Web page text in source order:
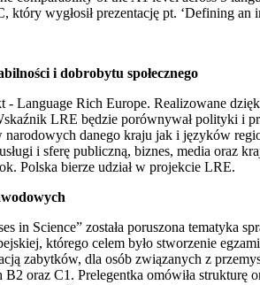
wygłosił prezentację pt. ‘Defining an
i dobrobytu społecznego
Language Rich Europe. Realizowane
LRE będzie porównywał polityki
danego kraju jak i języków
i sferę publiczną, biznes, media oraz
Polska bierze udział w projekcie LRE.
in Science” została poruszona tematyka
którego celem było stworzenie
zabytków, dla osób związanych z
oraz C1. Prelegentka omówiła